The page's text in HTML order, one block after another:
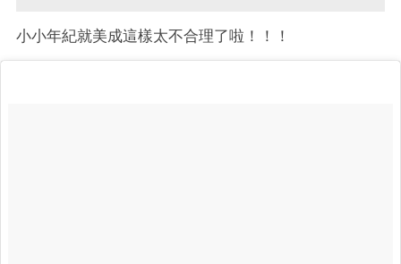
小小年紀就美成這樣太不合理了啦！！！